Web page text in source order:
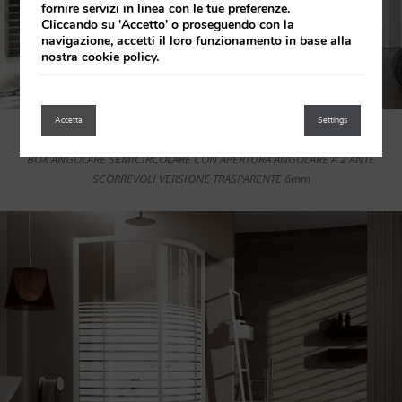
BOX ANGOLARE SEMICIRCOLARE CON APERTURA ANGOLARE A 2 ANTE
SCORREVOLI VERSIONE TRASPARENTE 6mm
fornire servizi in linea con le tue preferenze.
Cliccando su 'Accetto' o proseguendo con la
navigazione, accetti il loro funzionamento in base alla
nostra cookie policy.
Accetta Settings